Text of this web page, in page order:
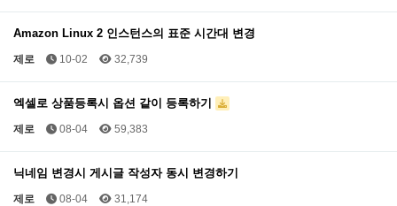
Amazon Linux 2 인스턴스의 표준 시간대 변경
제로 10-02 32,739
엑셀로 상품등록시 옵션 같이 등록하기
제로 08-04 59,383
닉네임 변경시 게시글 작성자 동시 변경하기
제로 08-04 31,174